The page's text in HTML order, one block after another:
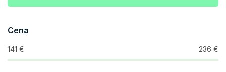
d
u
k
Cena
141 € 236 €